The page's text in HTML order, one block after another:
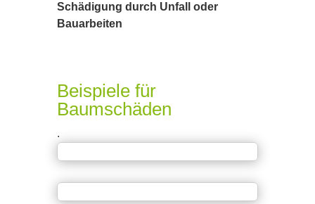
Schädigung durch Unfall oder
Bauarbeiten
Beispiele für
Baumschäden
.